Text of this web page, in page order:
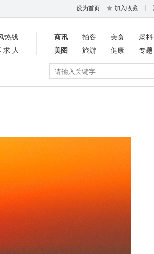
设为首页 加入收藏
热线
人
商讯 拍客 美食
爆料
美图
旅游 健康
专题